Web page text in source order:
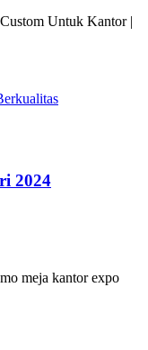
Untuk Kantor |
2024
meja kantor expo